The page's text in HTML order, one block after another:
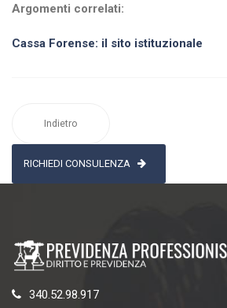
Argomenti correlati:
Cassa Forense: il sito istituzionale
Indietro
RICHIEDI CONSULENZA
340.52.98.917